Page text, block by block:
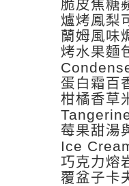
脆皮焦糖
爐烤鳳梨
蘭姆風味
烤水果麵
蛋白霜百
柑橘香草
莓果甜湯
Ice
巧克力熔
覆盆子卡